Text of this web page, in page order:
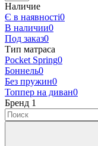
Наличие
Є в наявності0
В наличии0
Под заказ0
Тип матраса
Pocket Spring0
Боннель0
Без пружин0
Топпер на диван0
Бренд 1